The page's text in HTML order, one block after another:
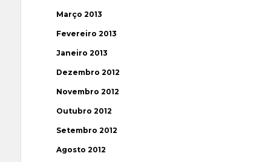
Março 2013
Fevereiro 2013
Janeiro 2013
Dezembro 2012
Novembro 2012
Outubro 2012
Setembro 2012
Agosto 2012